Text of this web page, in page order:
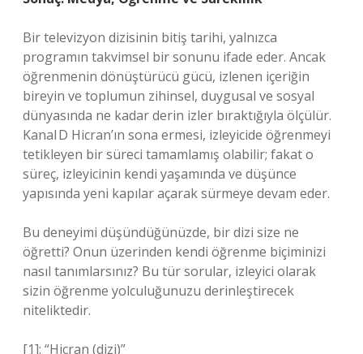
Bir televizyon dizisinin bitiş tarihi, yalnızca
programın takvimsel bir sonunu ifade eder. Ancak
öğrenmenin dönüştürücü gücü, izlenen içeriğin
bireyin ve toplumun zihinsel, duygusal ve sosyal
dünyasında ne kadar derin izler bıraktığıyla ölçülür.
Kanal D Hicran’ın sona ermesi, izleyicide öğrenmeyi
tetikleyen bir süreci tamamlamış olabilir; fakat o
süreç, izleyicinin kendi yaşamında ve düşünce
yapısında yeni kapılar açarak sürmeye devam eder.
Bu deneyimi düşündüğünüzde, bir dizi size ne
öğretti? Onun üzerinden kendi öğrenme biçiminizi
nasıl tanımlarsınız? Bu tür sorular, izleyici olarak
sizin öğrenme yolculuğunuzu derinleştirecek
niteliktedir.
[1]: “Hicran (dizi)”